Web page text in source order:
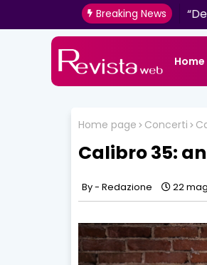
Breaking News
Home
Home page Concerti
Calibro 35:
Redazione 22